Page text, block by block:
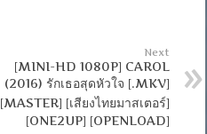
Next
[MINI-HD 1080P] CAROL
(2016) รักเธอสุดหัวใจ [.MKV]
[MASTER] [เสียงไทยมาสเตอร์]
[ONE2UP] [OPENLOAD]